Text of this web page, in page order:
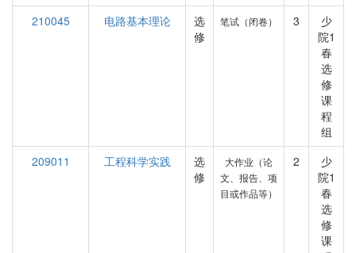
210045
电路基本理论
选
修
笔试（闭卷） 3
少
院1
春
选
修
课
程
组
209011
工程科学实践
选
修
大作业（论
文、报告、项
目或作品等）
2
少
院1
春
选
修
课